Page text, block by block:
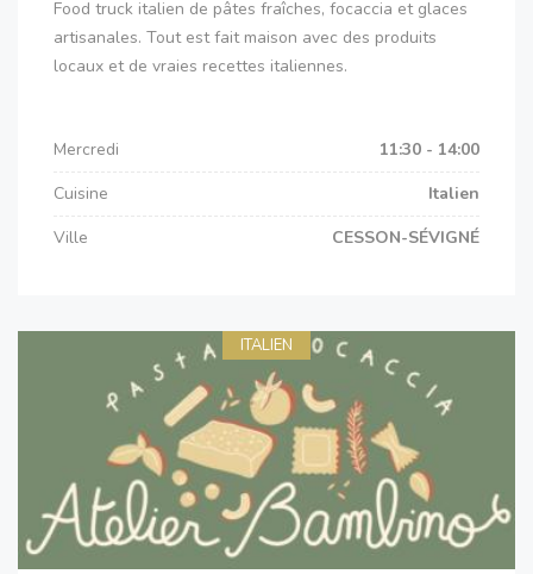
Food truck italien de pâtes fraîches, focaccia et glaces
artisanales. Tout est fait maison avec des produits
locaux et de vraies recettes italiennes.
Mercredi
11:30 - 14:00
Cuisine
Italien
Ville
CESSON-SÉVIGNÉ
ITALIEN